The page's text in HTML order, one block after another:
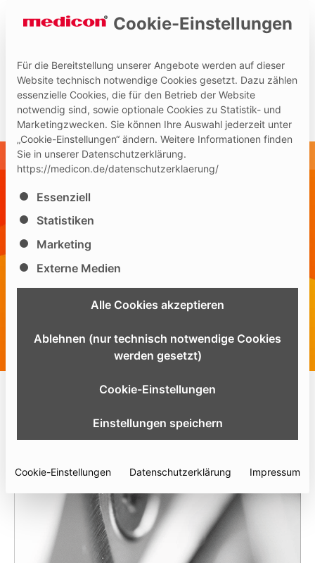
Hilfe und Kontakt Medicon Extranet
Plastische Chirurgie
Cookie-Einstellungen
Für die Bereitstellung unserer Angebote werden auf dieser
Website technisch notwendige Cookies gesetzt. Dazu zählen
essenzielle Cookies, die für den Betrieb der Website
notwendig sind, sowie optionale Cookies zu Statistik- und
Marketingzwecken. Sie können Ihre Auswahl jederzeit unter
„Cookie-Einstellungen“ ändern. Weitere Informationen finden
Sie in unserer Datenschutzerklärung.
https://medicon.de/datenschutzerklaerung/
Es folgt eine Liste der Service-Gruppen, für die eine
Essenziell
Statistiken
Marketing
Externe Medien
Alle Cookies akzeptieren
Ablehnen (nur technisch notwendige Cookies
werden gesetzt)
Cookie-Einstellungen
Einstellungen speichern
Cookie-Einstellungen Datenschutzerklärung Impressum